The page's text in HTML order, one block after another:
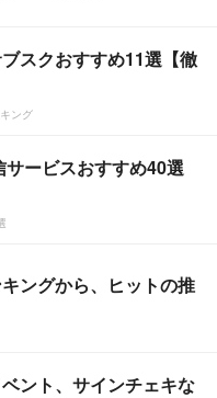
スクおすすめ11選【徹
ング
ービスおすすめ40選
ングから、ヒットの推
ント、サインチェキな